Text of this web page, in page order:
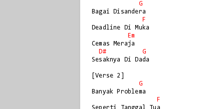
G
Bagai Disandera
F
Deadline Di Muka
Em
Cemas Meraja
D#
G
Sesaknya Di Dada
[Verse 2]
G
Banyak Problema
F